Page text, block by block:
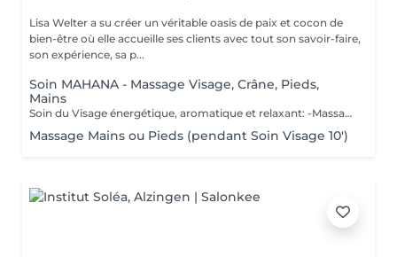
Lisa Welter a su créer un véritable oasis de paix et cocon de
bien-être où elle accueille ses clients avec tout son savoir-faire,
son expérience, sa p...
Soin MAHANA - Massage Visage, Crâne, Pieds,
Mains
Soin du Visage énergétique, aromatique et relaxant: -Massage en étoile du Crâne, Mains, Pieds - Inspiré d'un rituel Polynésien, avec des huiles essentielles de fleur de Tiaré et Jasmin. Les Bienfaits Mahana: -Relaxe intensément -Délie les zones de tensions -Relance l'énergie -Apaise le mental -Hydratation de la Peau en profondeur -Illume le teint
Massage Mains ou Pieds (pendant Soin Visage 10')